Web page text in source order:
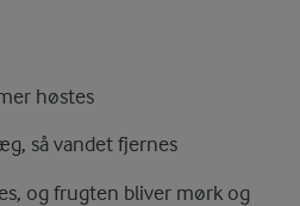
høstes
så vandet fjernes
og frugten bliver mørk og